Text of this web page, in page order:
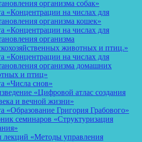
организма собак»
«Концентрации на числах для
организма кошек»
«Концентрации на числах для
организма
животных и птиц.»
«Концентрации на числах для
организма домашних
и птиц»
«Числа снов»
«Цифровой атлас создания
и вечной жизни»
«Образование Григория Грабового»
семинаров «Структуризация
лекций «Методы управления